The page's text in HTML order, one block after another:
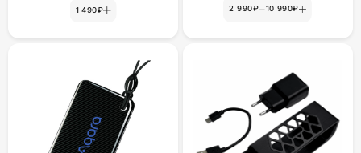
1 490₽ 2 990₽–10 990₽